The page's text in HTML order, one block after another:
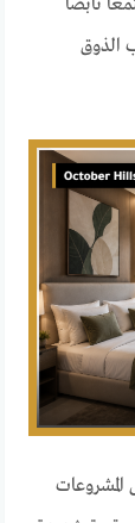
الذوق
المشروعات